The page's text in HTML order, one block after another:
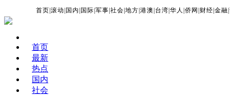
首页 |滚动 国内 国际 |军事 |社会 |地方 |港澳 台湾 |华人 |侨网 财经 |金融 |
首页
最新
热点
国内
社会